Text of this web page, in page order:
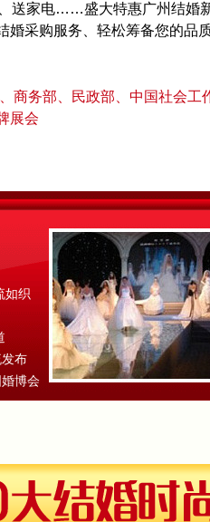
送家电……盛大特惠广州结婚
婚采购服务、轻松筹备您的品
商务部、民政部、中国社会工
展会
如织
布
博会